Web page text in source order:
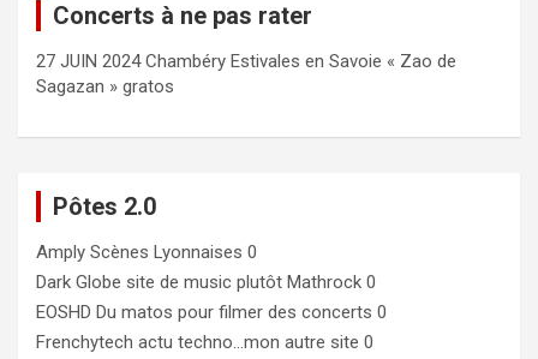
Concerts à ne pas rater
27 JUIN 2024 Chambéry Estivales en Savoie « Zao de
Sagazan » gratos
Pôtes 2.0
Amply Scènes Lyonnaises 0
Dark Globe site de music plutôt Mathrock 0
EOSHD Du matos pour filmer des concerts 0
Frenchytech actu techno…mon autre site 0